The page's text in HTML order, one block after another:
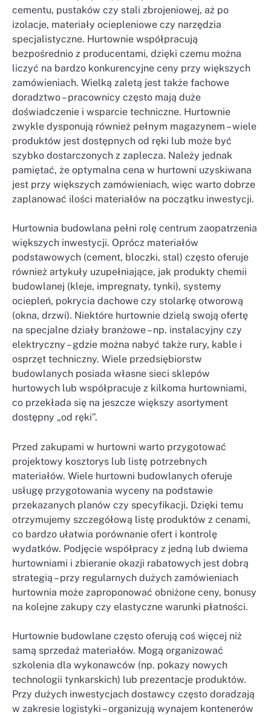
cementu, pustaków czy stali zbrojeniowej, aż po
izolacje, materiały ociepleniowe czy narzędzia
specjalistyczne. Hurtownie współpracują
bezpośrednio z producentami, dzięki czemu można
liczyć na bardzo konkurencyjne ceny przy większych
zamówieniach. Wielką zaletą jest także fachowe
doradztwo – pracownicy często mają duże
doświadczenie i wsparcie techniczne. Hurtownie
zwykle dysponują również pełnym magazynem – wiele
produktów jest dostępnych od ręki lub może być
szybko dostarczonych z zaplecza. Należy jednak
pamiętać, że optymalna cena w hurtowni uzyskiwana
jest przy większych zamówieniach, więc warto dobrze
zaplanować ilości materiałów na początku inwestycji.
Hurtownia budowlana pełni rolę centrum zaopatrzenia
większych inwestycji. Oprócz materiałów
podstawowych (cement, bloczki, stal) często oferuje
również artykuły uzupełniające, jak produkty chemii
budowlanej (kleje, impregnaty, tynki), systemy
ociepleń, pokrycia dachowe czy stolarkę otworową
(okna, drzwi). Niektóre hurtownie dzielą swoją ofertę
na specjalne działy branżowe – np. instalacyjny czy
elektryczny – gdzie można nabyć także rury, kable i
osprzęt techniczny. Wiele przedsiębiorstw
budowlanych posiada własne sieci sklepów
hurtowych lub współpracuje z kilkoma hurtowniami,
co przekłada się na jeszcze większy asortyment
dostępny „od ręki”.
Przed zakupami w hurtowni warto przygotować
projektowy kosztorys lub listę potrzebnych
materiałów. Wiele hurtowni budowlanych oferuje
usługę przygotowania wyceny na podstawie
przekazanych planów czy specyfikacji. Dzięki temu
otrzymujemy szczegółową listę produktów z cenami,
co bardzo ułatwia porównanie ofert i kontrolę
wydatków. Podjęcie współpracy z jedną lub dwiema
hurtowniami i zbieranie okazji rabatowych jest dobrą
strategią – przy regularnych dużych zamówieniach
hurtownia może zaproponować obniżone ceny, bonusy
na kolejne zakupy czy elastyczne warunki płatności.
Hurtownie budowlane często oferują coś więcej niż
samą sprzedaż materiałów. Mogą organizować
szkolenia dla wykonawców (np. pokazy nowych
technologii tynkarskich) lub prezentacje produktów.
Przy dużych inwestycjach dostawcy często doradzają
w zakresie logistyki – organizują wynajem kontenerów